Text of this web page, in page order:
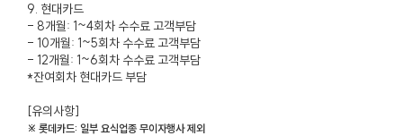
9. 현대카드
- 8개월: 1~4회차 수수료 고객부담
- 10개월: 1~5회차 수수료 고객부담
- 12개월: 1~6회차 수수료 고객부담
*잔여회차 현대카드 부담
[유의사항]
※ 롯데카드: 일부 요식업종 무이자행사 제외